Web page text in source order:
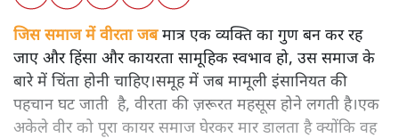
जिस समाज में वीरता जबमात्र एक व्यक्ति का गुण बन कर रह
जाए और हिंसा और कायरता सामूहिक स्वभाव हो, उस समाज के
बारे में चिंता होनी चाहिए।समूह में जब मामूली इंसानियत की
पहचान घट जाती है, वीरता की ज़रूरत महसूस होने लगती है।एक
अकेले वीर को पूरा कायर समाज घेरकर मार डालता है क्योंकि वह